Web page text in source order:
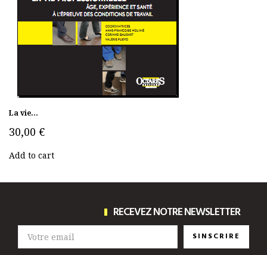
La vie...
30,00 €
Add to cart
RECEVEZ NOTRE NEWSLETTER
SINSCRIRE